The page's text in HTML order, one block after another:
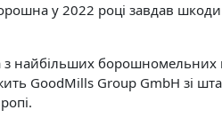
у 2022 році завдав шкоди
найбільших борошномельних
GoodMills Group GmbH зі